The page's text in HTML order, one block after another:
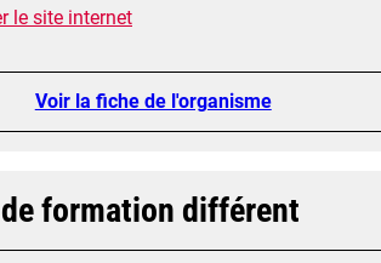
le site internet
Voir la fiche de l'organisme
formation différent